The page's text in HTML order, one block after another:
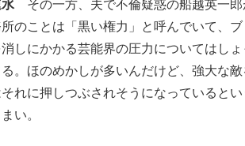
その一方、夫で不倫疑惑の船越英一郎
のことは「黒い権力」と呼んでいて、
消しにかかる芸能界の圧力についてはし
る。ほのめかしが多いんだけど、強大な
それに押しつぶされそうになっていると
い。